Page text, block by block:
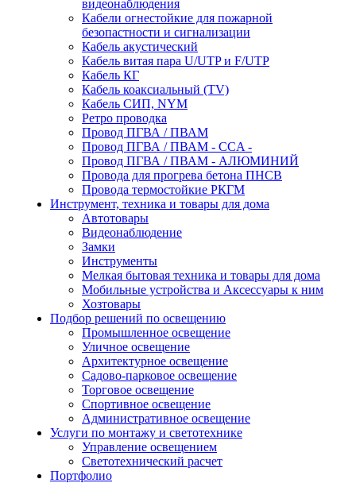
видеонаблюдения
Кабели огнестойкие для пожарной
безопастности и сигнализации
Кабель акустический
Кабель витая пара U/UTP и F/UTP
Кабель КГ
Кабель коаксиальный (TV)
Кабель СИП, NYM
Ретро проводка
Провод ПГВА / ПВАМ
Провод ПГВА / ПВАМ - CCA -
Провод ПГВА / ПВАМ - АЛЮМИНИЙ
Провода для прогрева бетона ПНСВ
Провода термостойкие РКГМ
Инструмент, техника и товары для дома
Автотовары
Видеонаблюдение
Замки
Инструменты
Мелкая бытовая техника и товары для дома
Мобильные устройства и Аксессуары к ним
Хозтовары
Подбор решений по освещению
Промышленное освещение
Уличное освещение
Архитектурное освещение
Садово-парковое освещение
Торговое освещение
Спортивное освещение
Административное освещение
Услуги по монтажу и светотехнике
Управление освещением
Светотехнический расчет
Портфолио